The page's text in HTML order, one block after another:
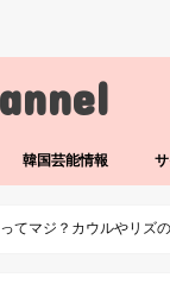
韓国芸能情報
てマジ？カウルやリズ